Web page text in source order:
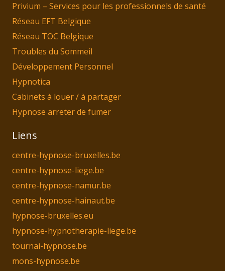
Privium – Services pour les professionnels de santé
Réseau EFT Belgique
Réseau TOC Belgique
Troubles du Sommeil
Développement Personnel
Hypnotica
Cabinets à louer / à partager
Hypnose arreter de fumer
Liens
centre-hypnose-bruxelles.be
centre-hypnose-liege.be
centre-hypnose-namur.be
centre-hypnose-hainaut.be
hypnose-bruxelles.eu
hypnose-hypnotherapie-liege.be
tournai-hypnose.be
mons-hypnose.be